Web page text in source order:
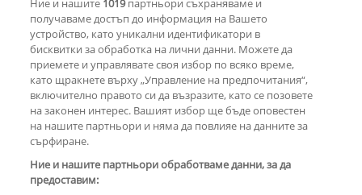
РЕКЛАМА
КОМЕНТАРИ
Ние и нашите 1019партньори съхраняваме и
получаваме достъп до информация на Вашето
устройство, като уникални идентификатори в
бисквитки за обработка на лични данни. Можете да
приемете и управлявате своя избор по всяко време,
като щракнете върху „Управление на предпочитания“,
включително правото си да възразите, като се позовете
на законен интерес. Вашият избор ще бъде оповестен
на нашите партньори и няма да повлияе на данните за
сърфиране.
Ние и нашите партньори обработваме данни, за да
предоставим: